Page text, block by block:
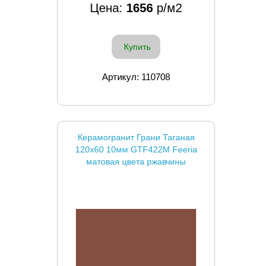
Цена: 1656 р/м2
Купить
Артикул: 110708
Керамогранит Грани Таганая
120x60 10мм GTF422М Feeria
матовая цвета ржавчины